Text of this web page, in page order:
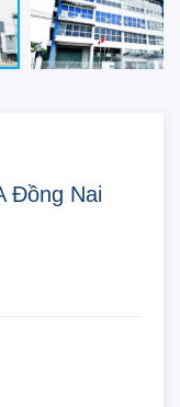
Đồng Nai